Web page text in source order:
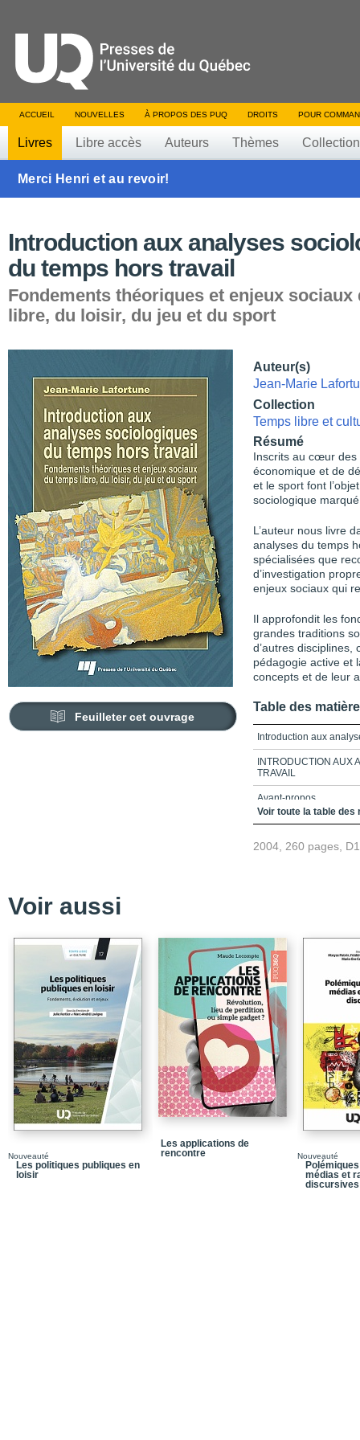
ACCUEIL NOUVELLES À PROPOS DES PUQ DROITS POUR
Livres Libre accès Auteurs Thèmes
Merci Henri et au revoir!
Introduction aux analyses
du temps hors travail
Fondements théoriques et enjeux sociaux
libre, du loisir, du jeu et du sport
Feuilleter cet ouvrage
Auteur(s)
Jean-Marie
Collection
Temps libre et
Résumé
Inscrits au cœur
économique et de
et le sport font
sociologique
L’auteur nous livre
analyses du temps
spécialisées que
d’investigation
enjeux sociaux qui
Il approfondit les
grandes traditions
d’autres disciplines,
pédagogie active et
concepts et de leur
Table des
Introduction aux
INTRODUCTION AUX
TRAVAIL
Avant-propos
Table des matières
Liste des tableaux
Chapitre 3_La
Chapitre 4_La
Chapitre
Conclusion
Bibliographie
Voir toute la table des
2004, 260 pages,
Voir aussi
Nouveauté
Les politiques publiques en
loisir
Les applications de
rencontre
Nouveauté
médias et
discursives